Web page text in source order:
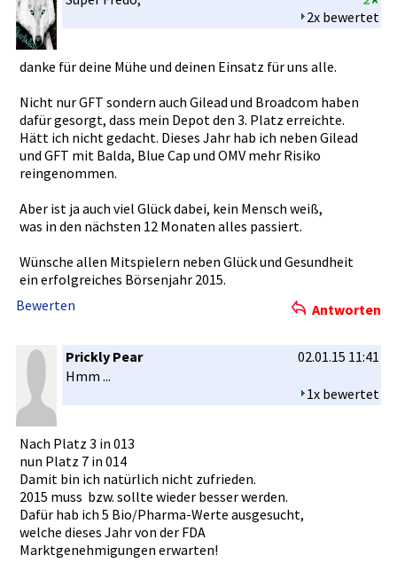
2x bewertet
danke für deine Mühe und deinen Einsatz für uns alle.
Nicht nur GFT sondern auch Gilead und Broadcom haben
dafür gesorgt, dass mein Depot den 3. Platz erreichte.­
Hätt ich nicht gedacht. Dieses Jahr hab ich neben Gilead
und GFT mit Balda, Blue Cap und OMV mehr Risiko
reingenomm­en.
Aber ist ja auch viel Glück dabei, kein Mensch weiß,
was in den nächsten 12 Monaten alles passiert.
Wünsche allen Mitspieler­n neben Glück und Gesundheit­
ein erfolgreic­hes Börsenjahr­ 2015.
Bewerten
Antworten
Prickly Pear 02.01.15 11:41
1x bewertet
Hmm ...
Nach Platz 3 in 013
nun Platz 7 in 014
Damit bin ich natürlich nicht zufrieden.­
2015 muss bzw. sollte wieder besser werden.
Dafür hab ich 5 Bio/Pharma­-Werte ausgesucht­,
welche dieses Jahr von der FDA
Marktgeneh­migungen erwarten!